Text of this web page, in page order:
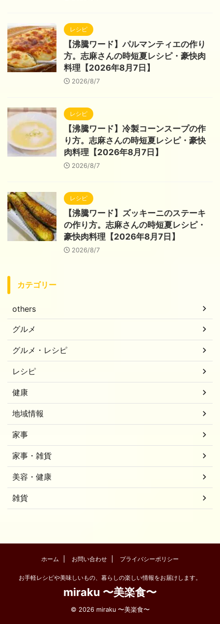
レシピ
【沸騰ワード】パルマンティエの作り
方。志麻さんの時短夏レシピ・豪快肉
料理【2026年8月7日】
2026/8/7
レシピ
【沸騰ワード】冷製コーンスープの作
り方。志麻さんの時短夏レシピ・豪快
肉料理【2026年8月7日】
2026/8/7
レシピ
【沸騰ワード】ズッキーニのステーキ
の作り方。志麻さんの時短夏レシピ・
豪快肉料理【2026年8月7日】
2026/8/7
カテゴリー
others
グルメ
グルメ・レシピ
レシピ
健康
地域情報
家事
家事・雑貨
美容・健康
雑貨
ホーム お問い合わせ プライバシーポリシー
お手軽レシピや美味しいもの、暮らしの楽しい情報をお届けします。
miraku 〜美楽食〜
© 2026 miraku 〜美楽食〜